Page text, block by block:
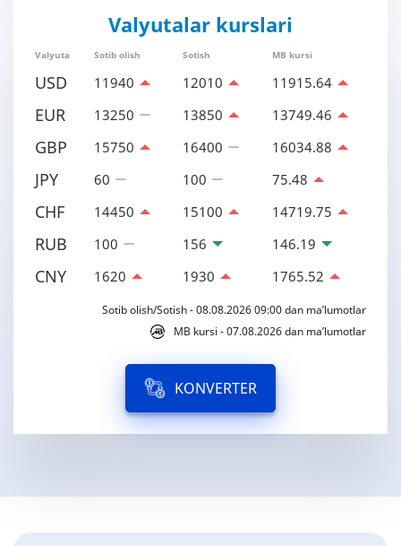
Valyutalar kurslari
Valyuta Sotib olish Sotish MB kursi
USD 11940 12010 11915.64
EUR 13250 13850 13749.46
GBP 15750 16400 16034.88
JPY 60 100 75.48
CHF 14450 15100 14719.75
RUB 100 156 146.19
CNY 1620 1930 1765.52
Sotib olish/Sotish - 08.08.2026 09:00 dan ma’lumotlar
MB kursi - 07.08.2026 dan ma’lumotlar
KONVERTER